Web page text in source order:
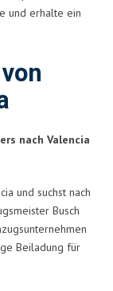
und erhalte ein
nach Valencia
und suchst nach
Busch
Beiladung für